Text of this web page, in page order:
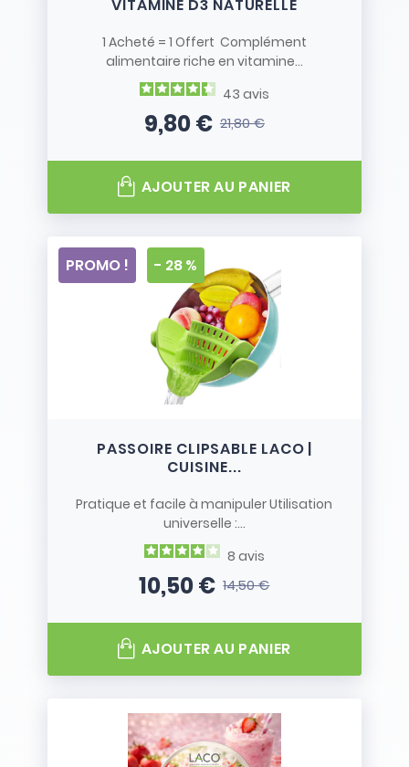
VITAMINE D3 NATURELLE
1 Acheté = 1 Offert Complément
alimentaire riche en vitamine...
43 avis
Prix
9,80 €Prix de base
21,80 €
AJOUTER AU PANIER
PASSOIRE CLIPSABLE LACO |
CUISINE...
Pratique et facile à manipuler Utilisation
universelle :...
8 avis
Prix
10,50 €Prix de base
14,50 €
PROMO ! - 28 %
AJOUTER AU PANIER